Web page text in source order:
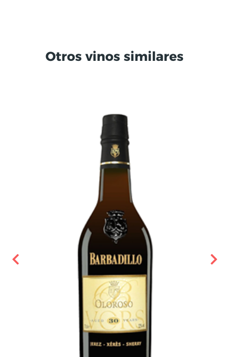
Otros vinos similares